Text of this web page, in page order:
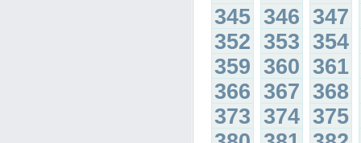
345 346 347
352 353 354
359 360 361
366 367 368
373 374 375